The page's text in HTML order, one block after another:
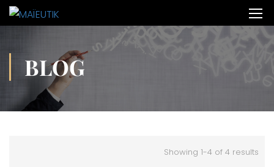
BLOG
Showing 1-4 of 4 results